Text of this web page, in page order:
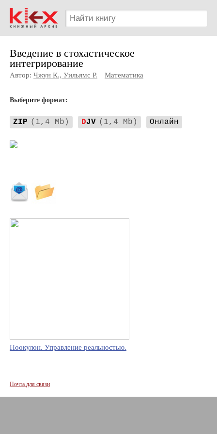
Введение в стохастическое
интегрирование
Автор: Чжун К., Уильямс Р. | Математика
Выберите формат:
ZIP (1,4 Mb) DJV (1,4 Mb) Онлайн
Ноокулон. Управление реальностью.
Почта для связи